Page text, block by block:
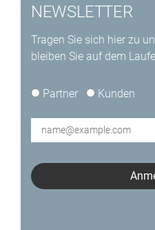
NEWSLETTER
Tragen Sie sich hier zu
bleiben Sie auf dem
type*Partner Kunden
Mail*